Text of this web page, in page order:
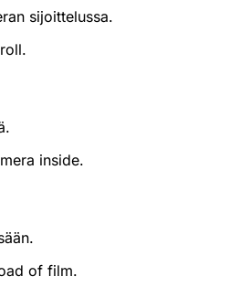
sijoittelussa.
inside.
of film.